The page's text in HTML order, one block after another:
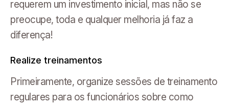
requerem um investimento inicial, mas não se
preocupe, toda e qualquer melhoria já faz a
diferença!
Realize treinamentos
Primeiramente, organize sessões de treinamento
regulares para os funcionários sobre como